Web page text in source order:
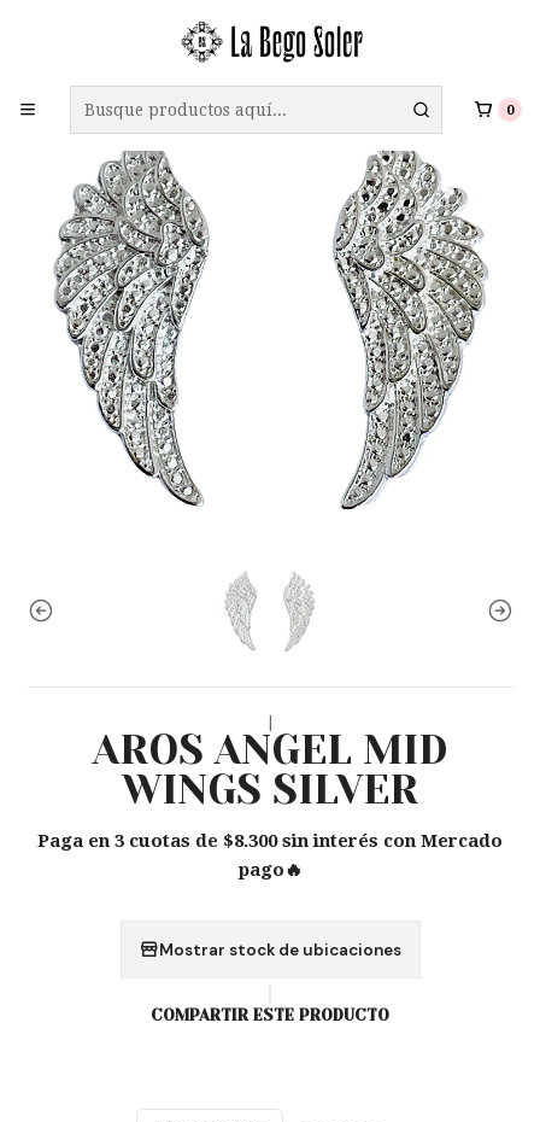
0
ENVÍO GRATIS A TODO CHILE EN COMPRAS SOBRE $69.990
|
AROS ANGEL MID
WINGS SILVER
Paga en 3 cuotas de $8.300 sin interés con Mercado
pago🔥
Mostrar stock de ubicaciones
COMPARTIR ESTE PRODUCTO